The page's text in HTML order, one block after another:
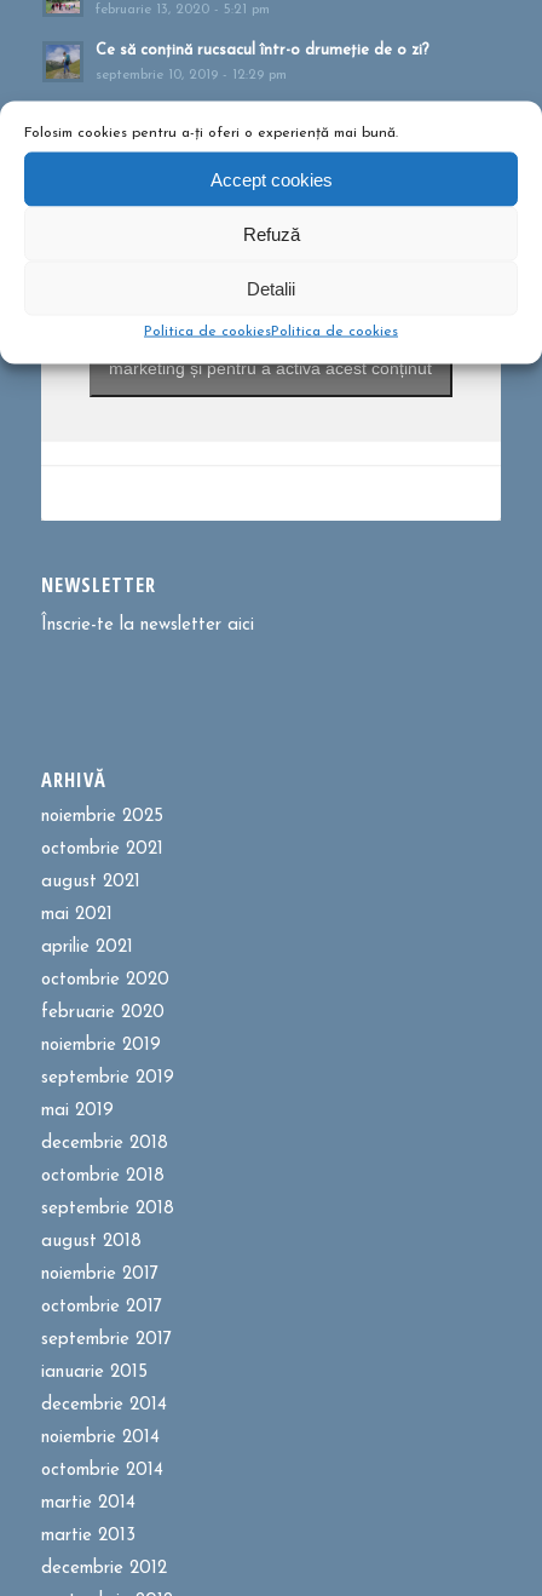
Folosim cookies pentru a-ți oferi o experiență mai bună.
Accept cookies
Refuză
Detalii
Politica de cookiesPolitica de cookies
februarie 13, 2020 - 5:21 pm
Ce să conțină rucsacul într-o drumeție de o zi?
septembrie 10, 2019 - 12:29 pm
Dă clic pentru a accepta cookie-urile pentru
marketing și pentru a activa acest conținut
NEWSLETTER
Înscrie-te la newsletter aici
ARHIVĂ
noiembrie 2025
octombrie 2021
august 2021
mai 2021
aprilie 2021
octombrie 2020
februarie 2020
noiembrie 2019
septembrie 2019
mai 2019
decembrie 2018
octombrie 2018
septembrie 2018
august 2018
noiembrie 2017
octombrie 2017
septembrie 2017
ianuarie 2015
decembrie 2014
noiembrie 2014
octombrie 2014
martie 2014
martie 2013
decembrie 2012